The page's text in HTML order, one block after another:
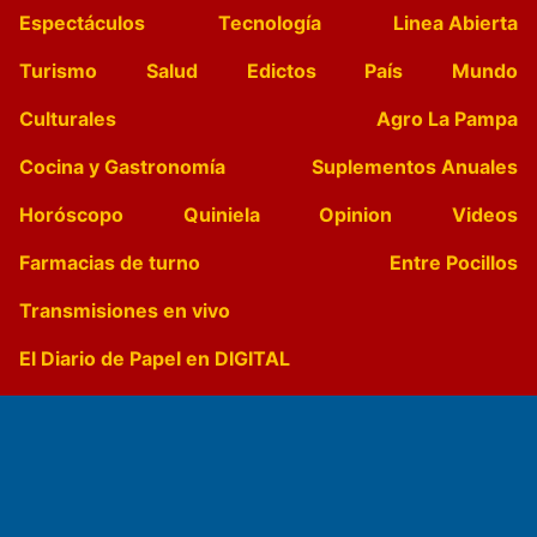
Espectáculos
Tecnología
Linea Abierta
Turismo
Salud Edictos País
Mundo
Culturales
Agro La Pampa
Cocina y Gastronomía
Suplementos Anuales
Horóscopo
Quiniela Opinion
Videos
Farmacias de turno
Entre Pocillos
Transmisiones en vivo
El Diario de Papel en DIGITAL